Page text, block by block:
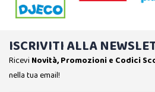
ISCRIVITI ALLA
Ricevi Novità, Promozioni e Codici
nella tua email!